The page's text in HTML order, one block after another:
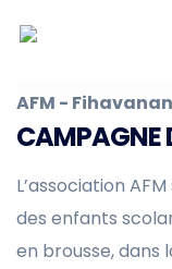
AFM -
CAMPAGNE
L’association
des enfants
en brousse, dans